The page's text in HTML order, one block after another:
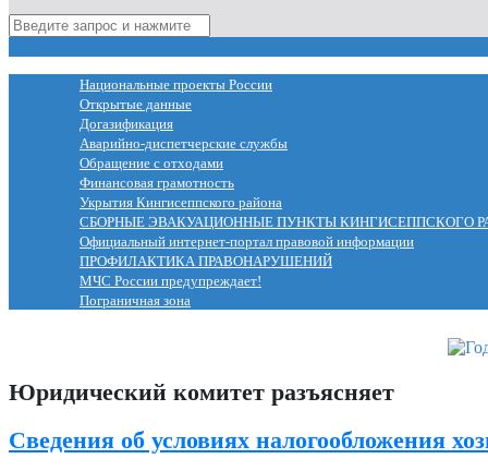
Национальные проекты России
Открытые данные
Догазификация
Аварийно-диспетчерские службы
Обращение с отходами
Финансовая грамотность
Укрытия Кингисеппского района
СБОРНЫЕ ЭВАКУАЦИОННЫЕ ПУНКТЫ КИНГИСЕППСКОГО
Официальный интернет-портал правовой информации
ПРОФИЛАКТИКА ПРАВОНАРУШЕНИЙ
МЧС России предупреждает!
Пограничная зона
Юридический комитет разъясняет
Сведения об условиях налогообложения